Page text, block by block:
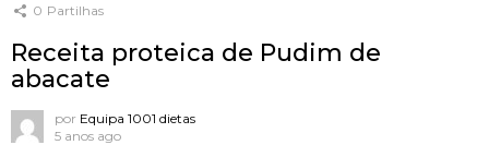
0 Partilhas
Receita proteica de Pudim de
abacate
por Equipa 1001 dietas
5 anos ago